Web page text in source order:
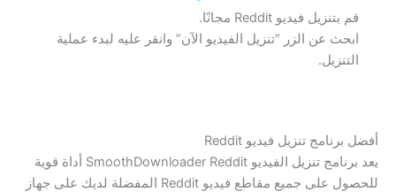
قم بتنزيل فيديو Reddit مجانًا.
ابحث عن الزر “تنزيل الفيديو الآن” وانقر عليه لبدء عملية
التنزيل.
أفضل برنامج تنزيل فيديو Reddit
يعد برنامج تنزيل الفيديو SmoothDownloader Reddit أداة قوية
للحصول على جميع مقاطع فيديو Reddit المفضلة لديك على جهاز